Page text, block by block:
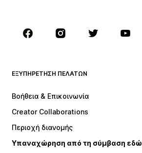
Αξεσουάρ
Premium
ΝΕΑ
Εσώρουχα
Παλτό
Φούστες
ΕΞΥΠΗΡΈΤΗΣΗ ΠΕΛΑΤΏΝ
Βοήθεια & Επικοινωνία
Creator Collaborations
Περιοχή διανομής
Υπαναχώρηση από τη σύμβαση εδώ